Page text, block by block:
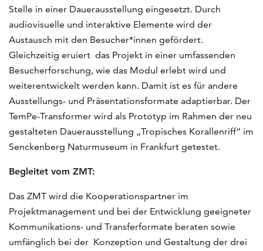
Stelle in einer Dauerausstellung eingesetzt. Durch
audiovisuelle und interaktive Elemente wird der
Austausch mit den Besucher*innen gefördert.
Gleichzeitig eruiert das Projekt in einer umfassenden
Besucherforschung, wie das Modul erlebt wird und
weiterentwickelt werden kann. Damit ist es für andere
Ausstellungs- und Präsentationsformate adaptierbar. Der
TemPe-Transformer wird als Prototyp im Rahmen der neu
gestalteten Dauerausstellung „Tropisches Korallenriff“ im
Senckenberg Naturmuseum in Frankfurt getestet.
Begleitet vom ZMT:
Das ZMT wird die Kooperationspartner im
Projektmanagement und bei der Entwicklung geeigneter
Kommunikations- und Transferformate beraten sowie
umfänglich bei der Konzeption und Gestaltung der drei